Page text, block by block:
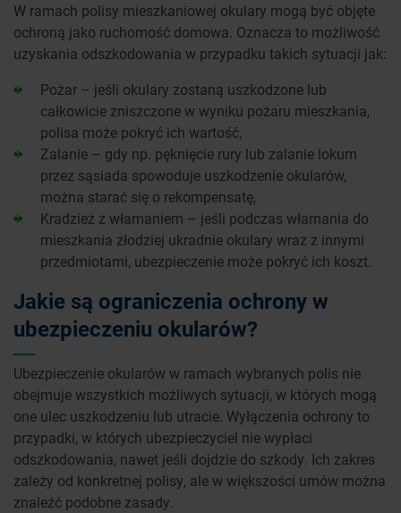
W ramach polisy mieszkaniowej okulary mogą być objęte
ochroną jako ruchomość domowa. Oznacza to możliwość
uzyskania odszkodowania w przypadku takich sytuacji jak:
Pożar – jeśli okulary zostaną uszkodzone lub
całkowicie zniszczone w wyniku pożaru mieszkania,
polisa może pokryć ich wartość,
Zalanie – gdy np. pęknięcie rury lub zalanie lokum
przez sąsiada spowoduje uszkodzenie okularów,
można starać się o rekompensatę,
Kradzież z włamaniem – jeśli podczas włamania do
mieszkania złodziej ukradnie okulary wraz z innymi
przedmiotami, ubezpieczenie może pokryć ich koszt.
Jakie są ograniczenia ochrony w
ubezpieczeniu okularów?
Ubezpieczenie okularów w ramach wybranych polis nie
obejmuje wszystkich możliwych sytuacji, w których mogą
one ulec uszkodzeniu lub utracie. Wyłączenia ochrony to
przypadki, w których ubezpieczyciel nie wypłaci
odszkodowania, nawet jeśli dojdzie do szkody. Ich zakres
zależy od konkretnej polisy, ale w większości umów można
znaleźć podobne zasady.